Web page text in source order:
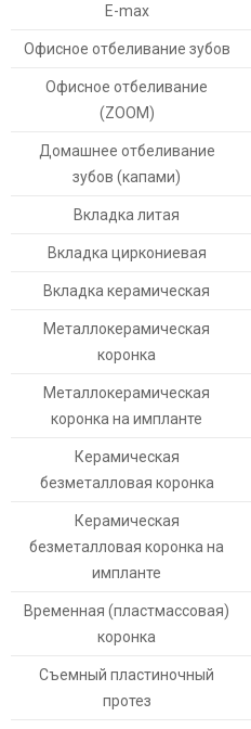
Е-max
Офисное отбеливание зубов
Офисное отбеливание
(ZOOM)
Домашнее отбеливание
зубов (капами)
Вкладка литая
Вкладка циркониевая
Вкладка керамическая
Металлокерамическая
коронка
Металлокерамическая
коронка на импланте
Керамическая
безметалловая коронка
Керамическая
безметалловая коронка на
импланте
Временная (пластмассовая)
коронка
Съемный пластиночный
протез